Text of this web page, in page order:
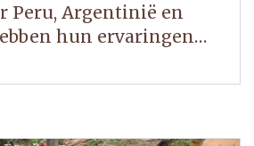
Peru, Argentinië en
hun ervaringen…